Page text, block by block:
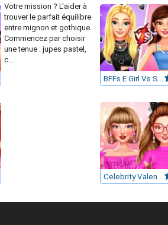
Votre mission ? L'aider à
trouver le parfait équilibre
entre mignon et gothique.
Commencez par choisir
une tenue : jupes pastel,
c...